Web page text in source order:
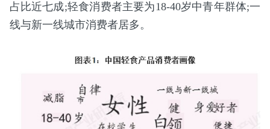
占比近七成;轻食消费者主要为18-40岁中青年群体;一
线与新一线城市消费者居多。